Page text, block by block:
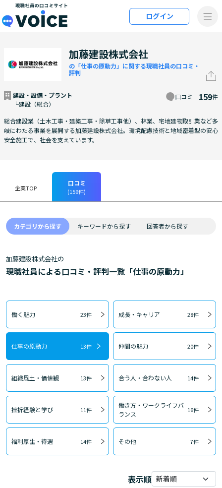
メインコンテンツにスキップ
ログイン
加藤建設株式会社
の「仕事の原動力」に関する現職社員の口コミ・
評判
建設・設備・プラント
└建設（総合）
口コミ 159件
総合建設業（土木工事・建築工事・除草工事他）、林業、宅地建物取引業など多
岐にわたる事業を展開する加藤建設株式会社。環境配慮技術と地域密着型の安心
安全施工で、社会を支えています。
企業TOP
口コミ
(159件)
カテゴリから探す キーワードから探す 回答者から探す
加藤建設株式会社の
現職社員による口コミ・評判一覧「仕事の原動力」
働く魅力 23件 成長・キャリア 28件
仕事の原動力 13件 仲間の魅力 20件
組織風土・価値観 13件 合う人・合わない人 14件
挫折経験と学び 11件
働き方・ワークライフバ
ランス
16件
福利厚生・待遇 14件 その他 7件
表示順